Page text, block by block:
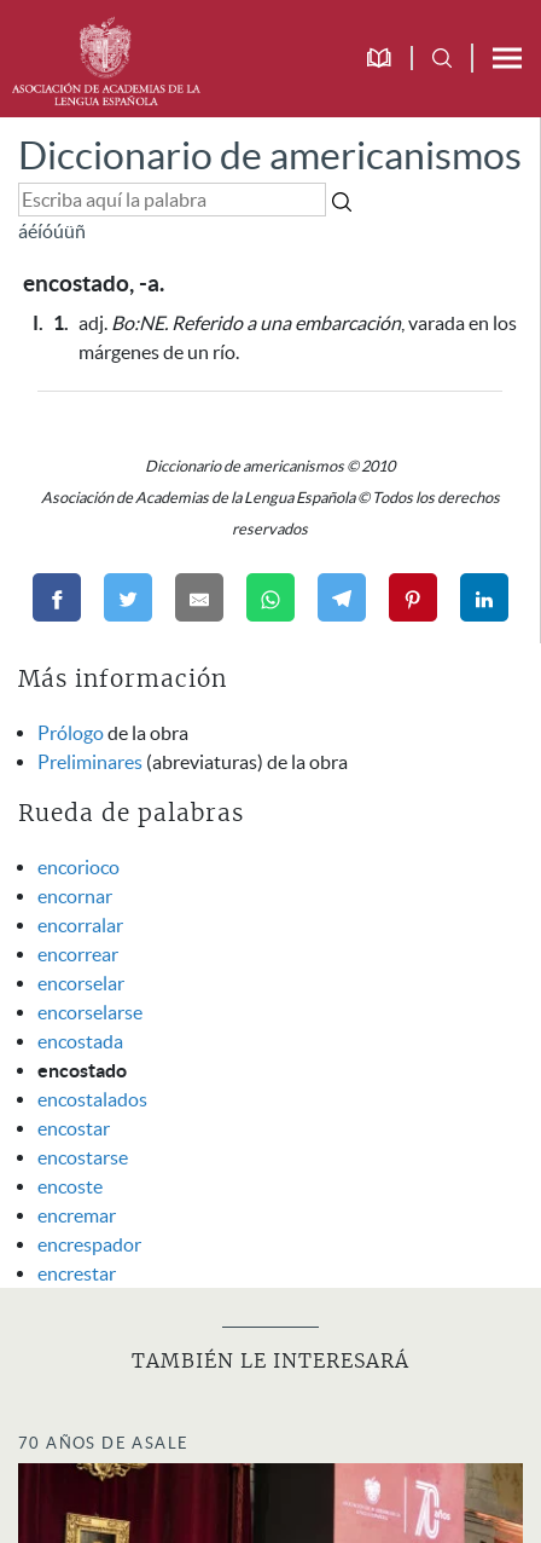
Diccionario de americanismos
áéíóúüñ
encostado, -a.
I. 1. adj. Bo:NE. Referido a una embarcación, varada en los
márgenes de un río.
Diccionario de americanismos © 2010
Asociación de Academias de la Lengua Española © Todos los derechos
reservados
Más información
Prólogode la obra
Preliminares (abreviaturas) de la obra
Rueda de palabras
encorioco
encornar
encorralar
encorrear
encorselar
encorselarse
encostada
encostado
encostalados
encostar
encostarse
encoste
encremar
encrespador
encrestar
TAMBIÉN LE INTERESARÁ
70 AÑOS DE ASALE